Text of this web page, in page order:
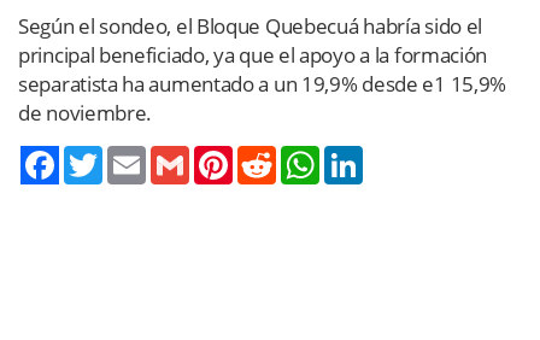
Según el sondeo, el Bloque Quebecuá habría sido el
principal beneficiado, ya que el apoyo a la formación
separatista ha aumentado a un 19,9% desde e1 15,9%
de noviembre.
TwitterEmail Gmail PinterestReddit WhatsApp